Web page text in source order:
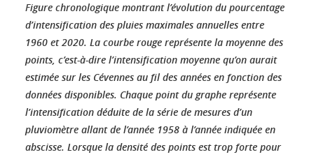
Figure chronologique montrant l’évolution du pourcentage
d’intensification des pluies maximales annuelles entre
1960 et 2020. La courbe rouge représente la moyenne des
points, c’est-à-dire l’intensification moyenne qu’on aurait
estimée sur les Cévennes au fil des années en fonction des
données disponibles. Chaque point du graphe représente
l’intensification déduite de la série de mesures d’un
pluviomètre allant de l’année 1958 à l’année indiquée en
abscisse. Lorsque la densité des points est trop forte pour